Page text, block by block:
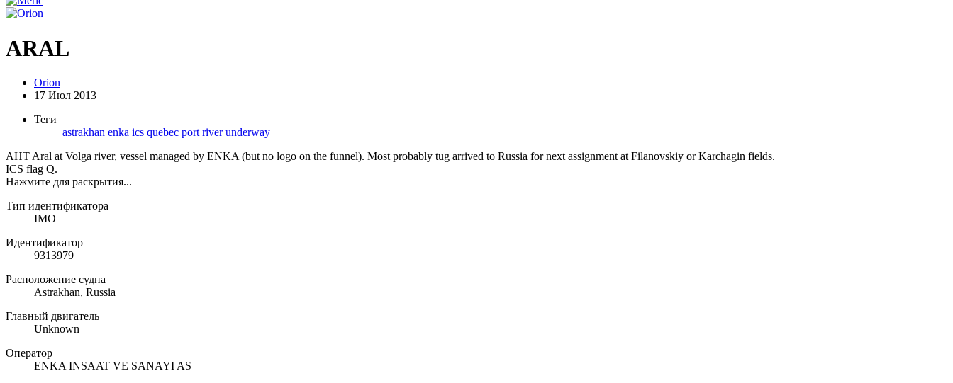
ARAL
Orion
17 Июл 2013
Теги
astrakhan enka ics quebec port riverunderway
AHT Aral at Volga river, vessel managed by ENKA (but no logo on the funnel). Most probably tug arrived to Russia for next assignment at Filanovskiy or Karchagin fields.
ICS flag Q.
Нажмите для раскрытия...
Тип идентификатора
IMO
Идентификатор
9313979
Расположение судна
Astrakhan, Russia
Главный двигатель
Unknown
Оператор
ENKA INSAAT VE SANAYI AS